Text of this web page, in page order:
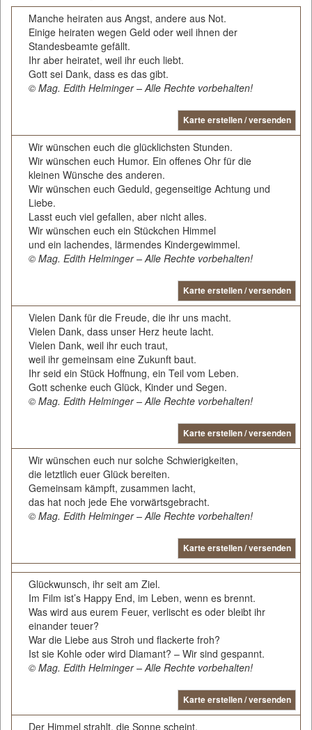
Manche heiraten aus Angst, andere aus Not.
Einige heiraten wegen Geld oder weil ihnen der
Standesbeamte gefällt.
Ihr aber heiratet, weil ihr euch liebt.
Gott sei Dank, dass es das gibt.
© Mag. Edith Helminger – Alle Rechte vorbehalten!
Karte erstellen / versenden
Wir wünschen euch die glücklichsten Stunden.
Wir wünschen euch Humor. Ein offenes Ohr für die
kleinen Wünsche des anderen.
Wir wünschen euch Geduld, gegenseitige Achtung und
Liebe.
Lasst euch viel gefallen, aber nicht alles.
Wir wünschen euch ein Stückchen Himmel
und ein lachendes, lärmendes Kindergewimmel.
© Mag. Edith Helminger – Alle Rechte vorbehalten!
Karte erstellen / versenden
Vielen Dank für die Freude, die ihr uns macht.
Vielen Dank, dass unser Herz heute lacht.
Vielen Dank, weil ihr euch traut,
weil ihr gemeinsam eine Zukunft baut.
Ihr seid ein Stück Hoffnung, ein Teil vom Leben.
Gott schenke euch Glück, Kinder und Segen.
© Mag. Edith Helminger – Alle Rechte vorbehalten!
Karte erstellen / versenden
Wir wünschen euch nur solche Schwierigkeiten,
die letztlich euer Glück bereiten.
Gemeinsam kämpft, zusammen lacht,
das hat noch jede Ehe vorwärtsgebracht.
© Mag. Edith Helminger – Alle Rechte vorbehalten!
Karte erstellen / versenden
Glückwunsch, ihr seit am Ziel.
Im Film ist’s Happy End, im Leben, wenn es brennt.
Was wird aus eurem Feuer, verlischt es oder bleibt ihr
einander teuer?
War die Liebe aus Stroh und flackerte froh?
Ist sie Kohle oder wird Diamant? – Wir sind gespannt.
© Mag. Edith Helminger – Alle Rechte vorbehalten!
Karte erstellen / versenden
Der Himmel strahlt, die Sonne scheint.